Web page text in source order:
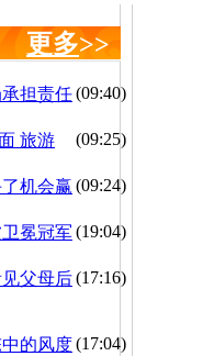
更多>>
(09:40)
担责任
(09:25)
旅游
(09:24)
机会赢
(19:04)
冕冠军
(17:16)
父母后
(17:04)
的风度